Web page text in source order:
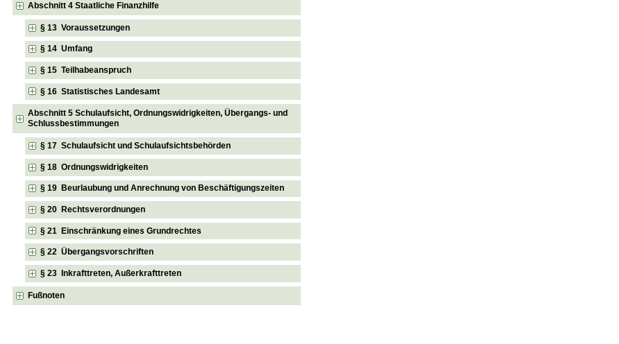
Abschnitt 4 Staatliche Finanzhilfe
§ 13 Voraussetzungen
§ 14 Umfang
§ 15 Teilhabeanspruch
§ 16 Statistisches Landesamt
Abschnitt 5 Schulaufsicht, Ordnungswidrigkeiten, Übergangs- und
Schlussbestimmungen
§ 17 Schulaufsicht und Schulaufsichtsbehörden
§ 18 Ordnungswidrigkeiten
§ 19 Beurlaubung und Anrechnung von Beschäftigungszeiten
§ 20 Rechtsverordnungen
§ 21 Einschränkung eines Grundrechtes
§ 22 Übergangsvorschriften
§ 23 Inkrafttreten, Außerkrafttreten
Fußnoten